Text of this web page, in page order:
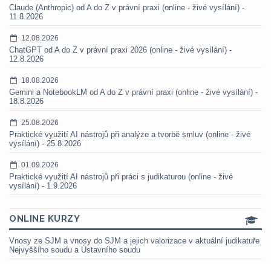
Claude (Anthropic) od A do Z v právní praxi (online - živé vysílání) -
11.8.2026
12.08.2026
ChatGPT od A do Z v právní praxi 2026 (online - živé vysílání) -
12.8.2026
18.08.2026
Gemini a NotebookLM od A do Z v právní praxi (online - živé vysílání) -
18.8.2026
25.08.2026
Praktické využití AI nástrojů při analýze a tvorbě smluv (online - živé
vysílání) - 25.8.2026
01.09.2026
Praktické využití AI nástrojů při práci s judikaturou (online - živé
vysílání) - 1.9.2026
ONLINE KURZY
Vnosy ze SJM a vnosy do SJM a jejich valorizace v aktuální judikatuře
Nejvyššího soudu a Ústavního soudu